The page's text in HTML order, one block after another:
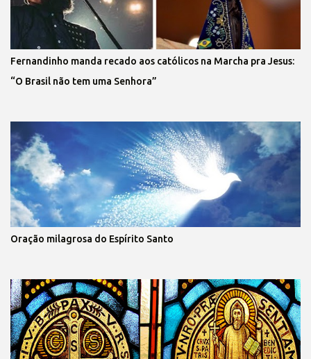
Fernandinho manda recado aos católicos na Marcha pra Jesus:
“O Brasil não tem uma Senhora”
Oração milagrosa do Espírito Santo